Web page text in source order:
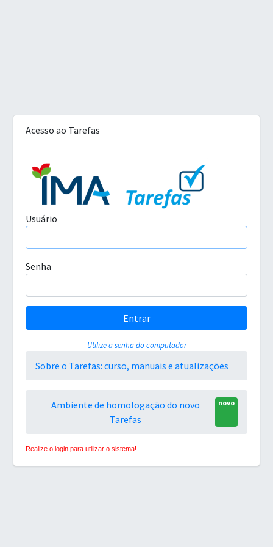
Acesso ao Tarefas
Usuário
Senha
Entrar
Utilize a senha do computador
Sobre o Tarefas: curso, manuais e atualizações
Ambiente de homologação do novo
Tarefas
novo
Realize o login para utilizar o sistema!